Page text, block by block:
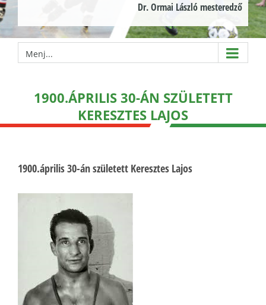
Dr. Ormai László mesteredző
Menj...
1900.ÁPRILIS 30-ÁN SZÜLETETT
KERESZTES LAJOS
1900.április 30-án született Keresztes Lajos